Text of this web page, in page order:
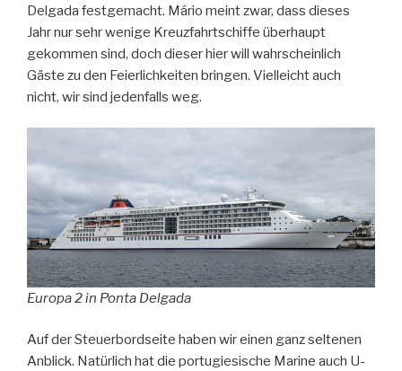
Delgada festgemacht. Mário meint zwar, dass dieses
Jahr nur sehr wenige Kreuzfahrtschiffe überhaupt
gekommen sind, doch dieser hier will wahrscheinlich
Gäste zu den Feierlichkeiten bringen. Vielleicht auch
nicht, wir sind jedenfalls weg.
Europa 2 in Ponta Delgada
Auf der Steuerbordseite haben wir einen ganz seltenen
Anblick. Natürlich hat die portugiesische Marine auch U-